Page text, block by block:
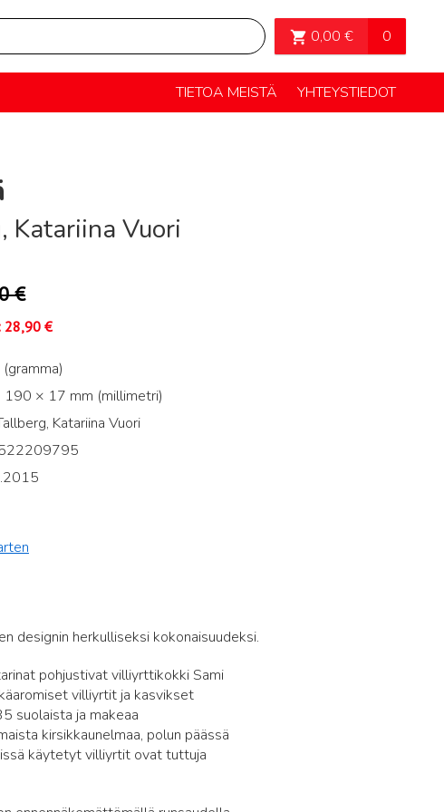
0,00 € 0
OSTOSKORI>
TIETOA MEISTÄ YHTEYSTIEDOT
Katariina Vuori
€
28,90 €
× 17 mm (millimetri)
Katariina Vuori
designin herkulliseksi kokonaisuudeksi.
pohjustivat villiyrttikokki Sami
villiyrtit ja kasvikset
suolaista ja makeaa
kirsikkaunelmaa, polun päässä
käytetyt villiyrtit ovat tuttuja